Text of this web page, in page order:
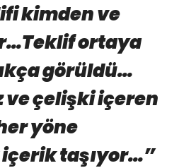
kimden ve
ortaya
görüldü…
ve çelişki içeren
yöne
taşıyor…”